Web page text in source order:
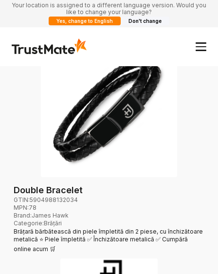
Your location is assigned to a different language version. Would you
like to change your language?
Yes, change to English Don't change
Double Bracelet
GTIN:5904988132034
MPN:78
Brand:James Hawk
Categorie:Brățări
Brățară bărbătească din piele împletită din 2 piese, cu închizătoare
metalică ⭐️ Piele împletită ✅ Închizătoare metalică ✅ Cumpără
online acum 🛒